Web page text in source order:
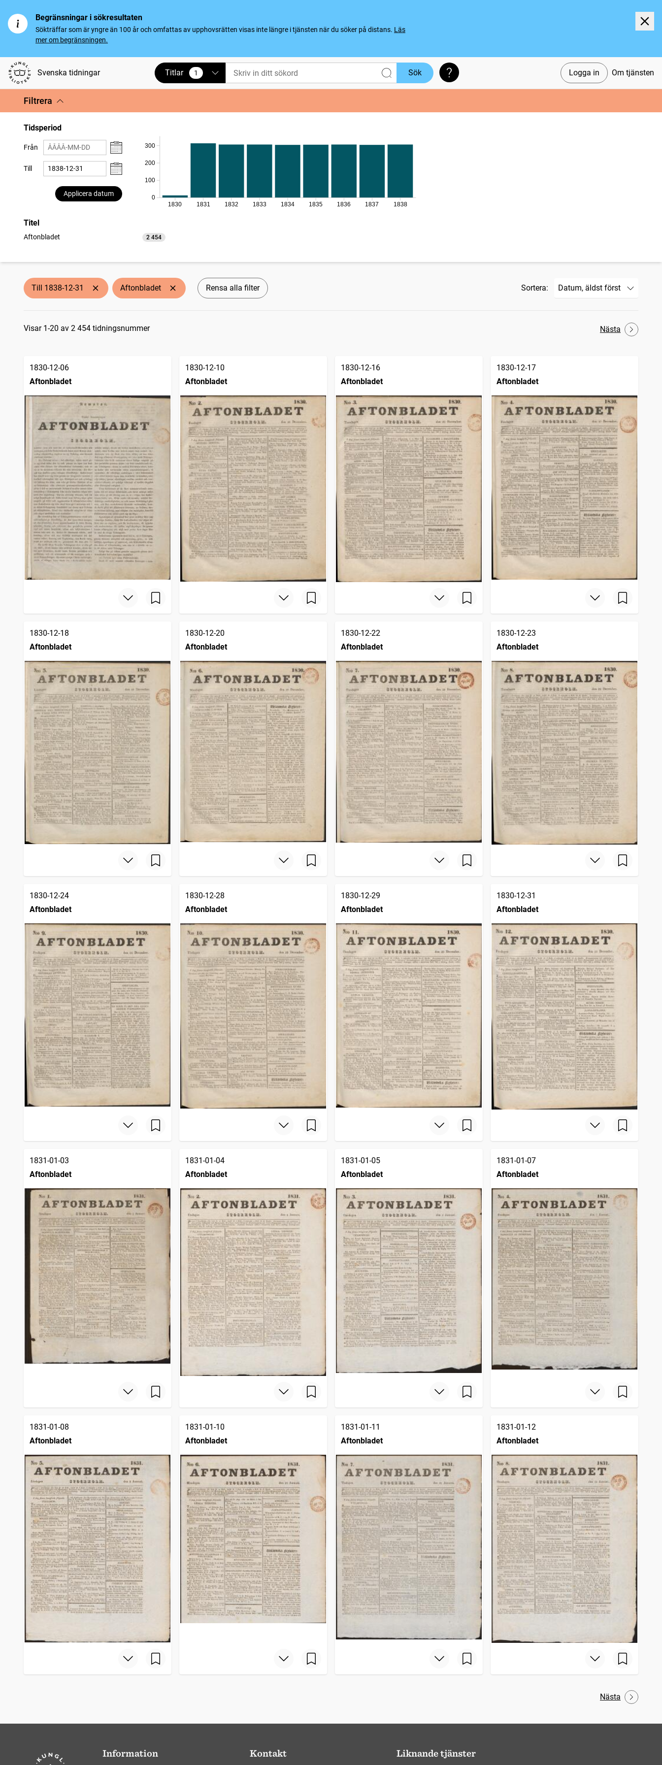
Begränsningar i sökresultaten
Sökträffar som är yngre än 100 år och omfattas av upphovsrätten visas inte längre i tjänsten när du söker på distans. Läs
mer om begränsningen.
Svenska tidningar Logga in Om tjänsten
Titlar 1
vald Sök Söktips
Filtrera
Tidsperiod
Från
Till
Applicera datum
0
100
200
300
1830 1831 1832 1833 1834 1835 1836 1837 1838
Titel
Aftonbladet 2 454
träffar
Till 1838-12-31 Aftonbladet Rensa alla filter Sortera:
Sökresultat
Visar 1-20 av 2 454 tidningsnummer Nästa
1830-12-06
Aftonbladet
1830-12-10
Aftonbladet
1830-12-16
Aftonbladet
1830-12-17
Aftonbladet
1830-12-18
Aftonbladet
1830-12-20
Aftonbladet
1830-12-22
Aftonbladet
1830-12-23
Aftonbladet
1830-12-24
Aftonbladet
1830-12-28
Aftonbladet
1830-12-29
Aftonbladet
1830-12-31
Aftonbladet
1831-01-03
Aftonbladet
1831-01-04
Aftonbladet
1831-01-05
Aftonbladet
1831-01-07
Aftonbladet
1831-01-08
Aftonbladet
1831-01-10
Aftonbladet
1831-01-11
Aftonbladet
1831-01-12
Aftonbladet
Nästa
Information Kontakt Liknande tjänster